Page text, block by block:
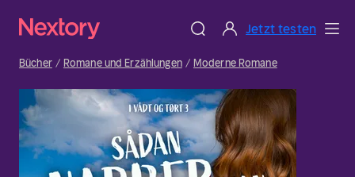
Jetzt testen
Bücher Romane und Erzählungen Moderne Romane